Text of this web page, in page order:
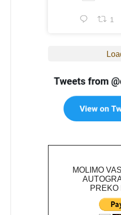
1
MOLIMO
PREKO